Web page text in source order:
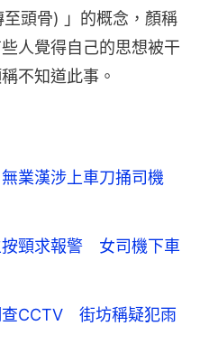
頭骨) 」的概念，顏稱
人覺得自己的思想被干
不知道此事。
業漢涉上車刀捅司機
頸求報警 女司機下車
查CCTV 街坊稱疑犯雨